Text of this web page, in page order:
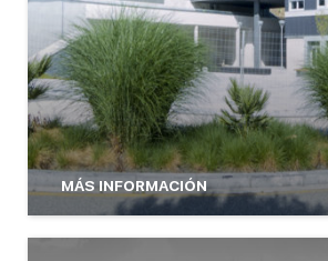
MÁS INFORMACIÓN